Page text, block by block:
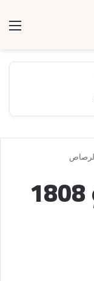
الثالث من مايو 1808